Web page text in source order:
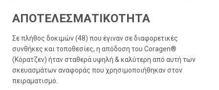
ΑΠΟΤΕΛΕΣΜΑΤΙΚΟΤΗΤΑ
Σε πλήθος δοκιμών (48) που έγιναν σε διαφορετικές
συνθήκες και τοποθεσίες, η απόδοση του Coragen®
(Κόρατζεν) ήταν σταθερά υψηλή & καλύτερη από αυτή των
σκευασμάτων αναφοράς που χρησιμοποιήθηκαν στον
πειραματισμό.